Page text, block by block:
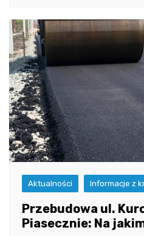
Aktualności Informacje z
Przebudowa ul.
Piasecznie: Na